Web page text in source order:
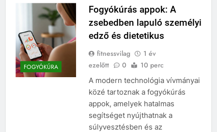
FOGYÓKÚRA
Fogyókúrás appok: A
zsebedben lapuló személyi
edző és dietetikus
fitnessvilag
1 év
ezelőtt
0 10 perc
A modern technológia vívmányai
közé tartoznak a fogyókúrás
appok, amelyek hatalmas
segítséget nyújthatnak a
súlyvesztésben és az